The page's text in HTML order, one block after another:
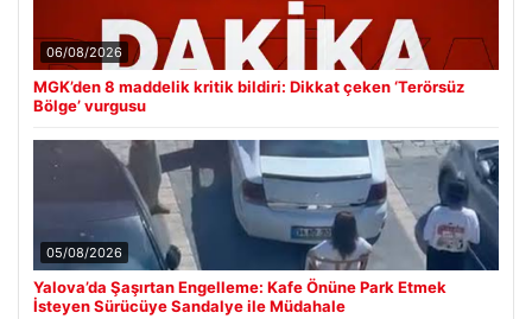
06/08/2026
MGK’den 8 maddelik kritik bildiri: Dikkat çeken ‘Terörsüz
Bölge’ vurgusu
05/08/2026
Yalova’da Şaşırtan Engelleme: Kafe Önüne Park Etmek
İsteyen Sürücüye Sandalye ile Müdahale